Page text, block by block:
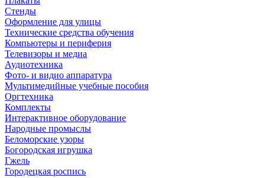
Стенды
Оформление для улицы
Технические средства обучения
Компьютеры и периферия
Телевизоры и медиа
Аудиотехника
Фото- и видио аппаратура
Мультимедийные учебные пособия
Оргтехника
Комплекты
Интерактивное оборудование
Народные промыслы
Беломорские узоры
Богородская игрушка
Гжель
Городецкая роспись